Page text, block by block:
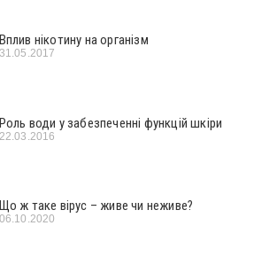
Вплив нікотину на організм
31.05.2017
Роль води у забезпеченні функцій шкіри
22.03.2016
Що ж таке вірус – живе чи неживе?
06.10.2020